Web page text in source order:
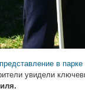
в
увидели